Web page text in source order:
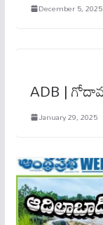
December 5, 2025
ADB |
January 29, 2025